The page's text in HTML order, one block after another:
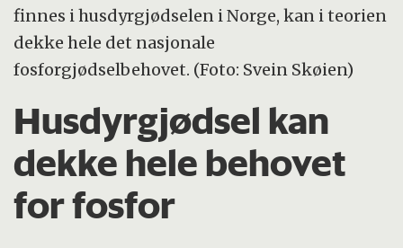
finnes i husdyrgjødselen i Norge, kan i teorien
dekke hele det nasjonale
fosforgjødselbehovet. (Foto: Svein Skøien)
Husdyrgjødsel kan
dekke hele behovet
for fosfor